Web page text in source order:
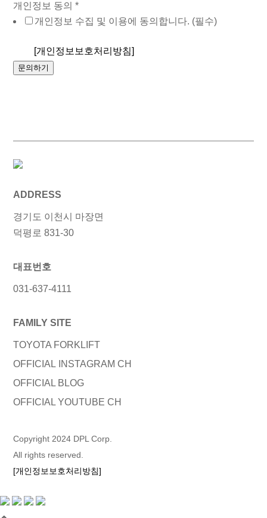
(선
개인정보 동의*
개인정보 수집 및 이용에 동의합니다. (필수)
[개인정보보호처리방침]
문의하기
ADDRESS
경기도 이천시 마장면
덕평로 831-30
대표번호
031-637-4111
FAMILY SITE
TOYOTA FORKLIFT
OFFICIAL INSTAGRAM CH
OFFICIAL BLOG
OFFICIAL YOUTUBE CH
Copyright 2024 DPL Corp.
All rights reserved.
[개인정보보호처리방침]